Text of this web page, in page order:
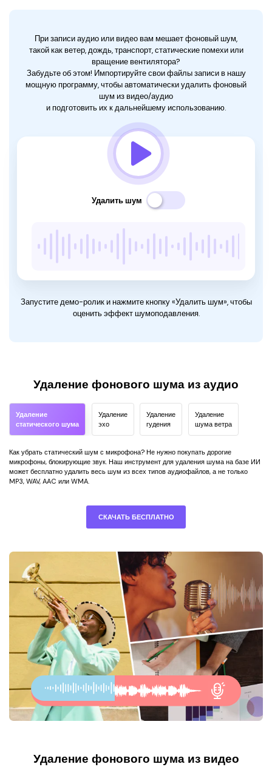
При записи аудио или видео вам мешает фоновый шум,
такой как ветер, дождь, транспорт, статические помехи или
вращение вентилятора?
Забудьте об этом! Импортируйте свои файлы записи в нашу
мощную программу, чтобы автоматически удалить фоновый
шум из видео/аудио
и подготовить их к дальнейшему использованию.
Удалить шум
Запустите демо-ролик и нажмите кнопку «Удалить шум», чтобы
оценить эффект шумоподавления.
Удаление фонового шума из аудио
Удаление
статического шума
Удаление
эхо
Удаление
гудения
Удаление
шума ветра
Как убрать статический шум с микрофона? Не нужно покупать дорогие
микрофоны, блокирующие звук. Наш инструмент для удаления шума на базе ИИ
может бесплатно удалить весь шум из всех типов аудиофайлов, а не только
MP3, WAV, AAC или WMA.
СКАЧАТЬ БЕСПЛАТНО
Удаление фонового шума из видео